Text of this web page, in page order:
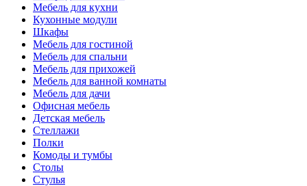
Мебель для кухни
Кухонные модули
Шкафы
Мебель для гостиной
Мебель для спальни
Мебель для прихожей
Мебель для ванной комнаты
Мебель для дачи
Офисная мебель
Детская мебель
Стеллажи
Полки
Комоды и тумбы
Столы
Стулья